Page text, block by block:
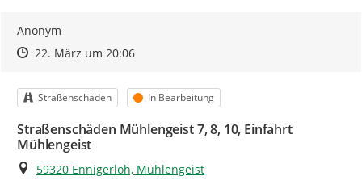
Anonym
Zeitpunkt des Erstellens
Zeitpunkt des Erstellens
22. März um 20:06Zur Äußerung
Kategorie
Straßenschäden Status
In Bearbeitung
Straßenschäden Mühlengeist 7, 8, 10, Einfahrt
Mühlengeist
Ort
59320 Ennigerloh, Mühlengeist